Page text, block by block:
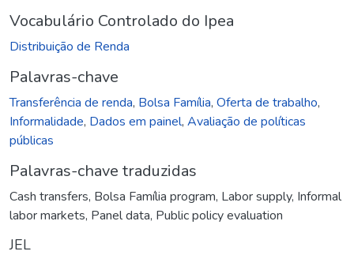
Vocabulário Controlado do Ipea
Distribuição de Renda
Palavras-chave
Transferência de renda, Bolsa Família, Oferta de trabalho,
Informalidade, Dados em painel, Avaliação de políticas
públicas
Palavras-chave traduzidas
Cash transfers, Bolsa Família program, Labor supply, Informal
labor markets, Panel data, Public policy evaluation
JEL